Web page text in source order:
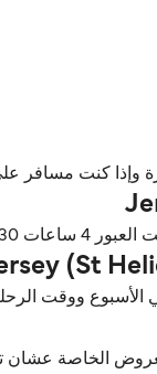
الخاصة عشان